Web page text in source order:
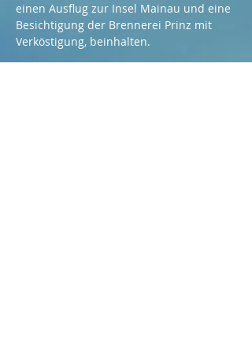
einen Ausflug zur Insel Mainau und eine
Besichtigung der Brennerei Prinz mit
Verköstigung, beinhalten.
Weiterlesen >